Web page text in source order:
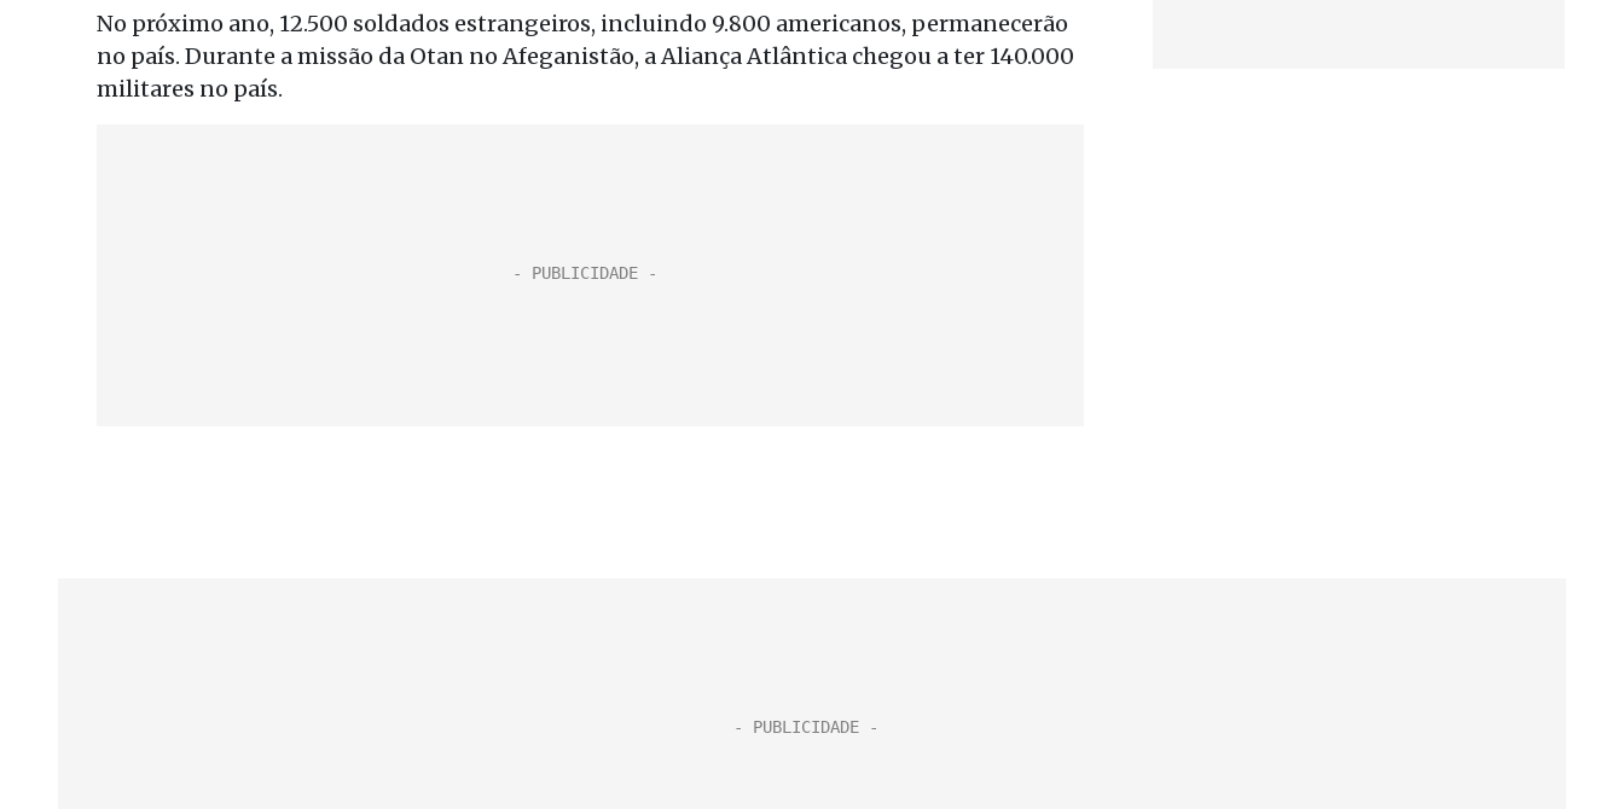
No próximo ano, 12.500 soldados estrangeiros, incluindo 9.800 americanos, permanecerão
no país. Durante a missão da Otan no Afeganistão, a Aliança Atlântica chegou a ter 140.000
militares no país.